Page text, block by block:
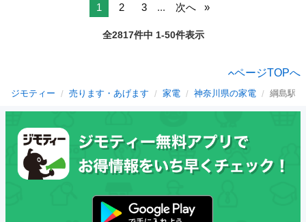
1 2 3 ... 次へ
全2817件中 1-50件表示
ページTOPへ
ジモティー 売ります・あげます 家電 神奈川県の家電 綱島駅